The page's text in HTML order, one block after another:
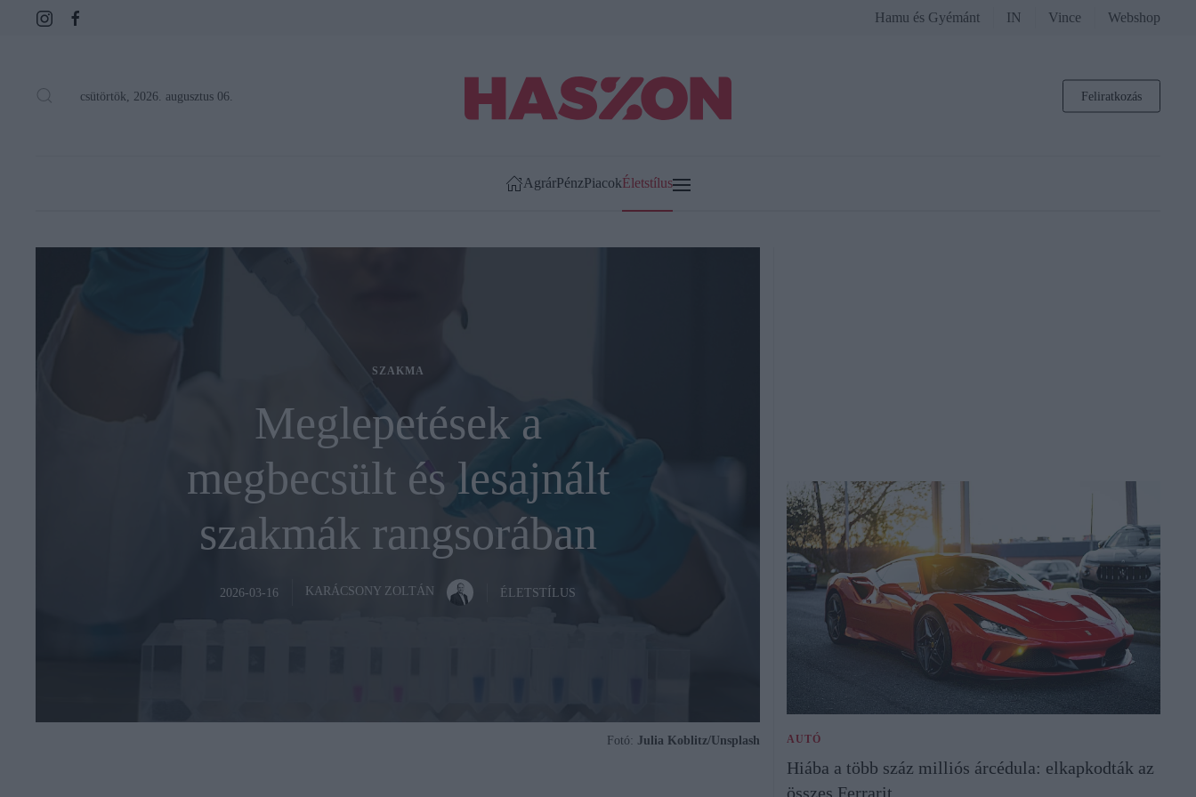
Hamu és Gyémánt IN Vince Webshop
csütörtök, 2026. augusztus 06. Feliratkozás
AgrárPénzPiacokÉletstílus
SZAKMA
Meglepetések a
megbecsült és lesajnált
szakmák rangsorában
2026-03-16 KARÁCSONY ZOLTÁN ÉLETSTÍLUS
Fotó: Julia Koblitz/Unsplash AUTÓ
Hiába a több száz milliós árcédula: elkapkodták az
összes Ferrarit